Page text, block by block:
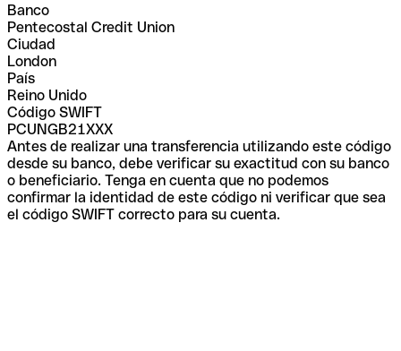
Banco
Pentecostal Credit Union
Ciudad
London
País
Reino Unido
Código SWIFT
PCUNGB21XXX
Antes de realizar una transferencia utilizando este código
desde su banco, debe verificar su exactitud con su banco
o beneficiario. Tenga en cuenta que no podemos
confirmar la identidad de este código ni verificar que sea
el código SWIFT correcto para su cuenta.